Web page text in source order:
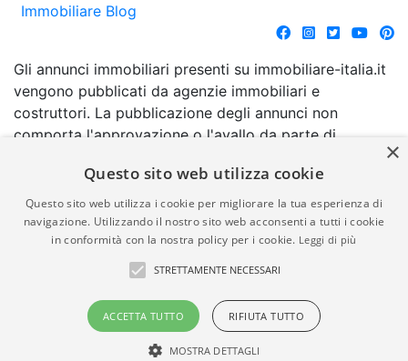
Immobiliare Blog
Gli annunci immobiliari presenti su immobiliare-italia.it
vengono pubblicati da agenzie immobiliari e
costruttori. La pubblicazione degli annunci non
comporta l'approvazione o l'avallo da parte di
garanzia da parte di quest'ultima. immobiliare-italia.it
quindi non è responsabile della veridicità, della
correttezza, della completezza, della normativa in
materia di privacy e/o di alcun altro aspetto dei
suddetti annunci.
© Copyright 2007 - 2026
Immobiliare-Italia.it - Part. IVA
Powered by
Gestionale Immobiliare
GestionaleRe.it
×
Questo sito web utilizza cookie
Questo sito web utilizza i cookie per migliorare la tua esperienza di
navigazione. Utilizzando il nostro sito web acconsenti a tutti i cookie
in conformità con la nostra policy per i cookie. Leggi di più
STRETTAMENTE NECESSARI
ACCETTA TUTTO RIFIUTA TUTTO
MOSTRA DETTAGLI